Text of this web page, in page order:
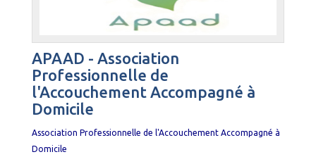
APAAD - Association
Professionnelle de
l'Accouchement Accompagné à
Domicile
Association Professionnelle de l'Accouchement Accompagné à
Domicile